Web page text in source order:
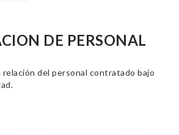
DE PERSONAL
relación del personal contratado bajo